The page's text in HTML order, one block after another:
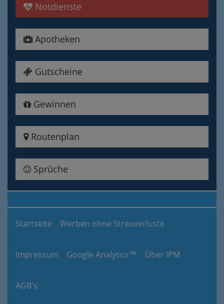
Notdienste
Apotheken
Gutscheine
Gewinnen
Routenplan
Sprüche
Startseite Werben ohne Streuverluste
Impressum Google Analytics™ Über IPM
AGB's